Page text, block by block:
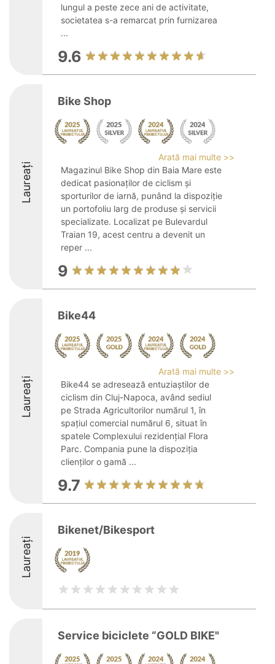
lungul a peste zece ani de activitate,
societatea s-a remarcat prin furnizarea
...
9.6
Laureați
Bike Shop
Arată mai multe >>
Magazinul Bike Shop din Baia Mare este
dedicat pasionaților de ciclism și
sporturilor de iarnă, punând la dispoziție
un portofoliu larg de produse și servicii
specializate. Localizat pe Bulevardul
Traian 19, acest centru a devenit un
reper ...
9
Laureați
Bike44
Arată mai multe >>
Bike44 se adresează entuziaștilor de
ciclism din Cluj-Napoca, având sediul
pe Strada Agricultorilor numărul 1, în
spațiul comercial numărul 6, situat în
spatele Complexului rezidențial Flora
Parc. Compania pune la dispoziția
clienților o gamă ...
9.7
Laureați
Bikenet/Bikesport
Service biciclete “GOLD BIKE"